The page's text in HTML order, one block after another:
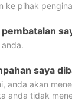
ke pihak
saya
anda akan
anda tidak